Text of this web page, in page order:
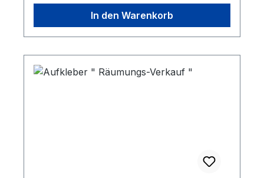
In den Warenkorb